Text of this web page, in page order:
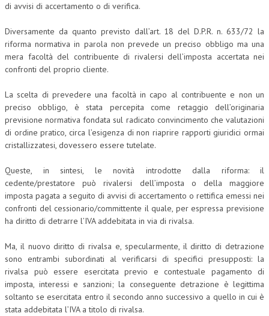
di avvisi di accertamento o di verifica.
Diversamente da quanto previsto dall’art. 18 del D.P.R. n. 633/72 la
riforma normativa in parola non prevede un preciso obbligo ma una
mera facoltà del contribuente di rivalersi dell’imposta accertata nei
confronti del proprio cliente.
La scelta di prevedere una facoltà in capo al contribuente e non un
preciso obbligo, è stata percepita come retaggio dell’originaria
previsione normativa fondata sul radicato convincimento che valutazioni
di ordine pratico, circa l’esigenza di non riaprire rapporti giuridici ormai
cristallizzatesi, dovessero essere tutelate.
Queste, in sintesi, le novità introdotte dalla riforma: il
cedente/prestatore può rivalersi dell’imposta o della maggiore
imposta pagata a seguito di avvisi di accertamento o rettifica emessi nei
confronti del cessionario/committente il quale, per espressa previsione
ha diritto di detrarre l’IVA addebitata in via di rivalsa.
Ma, il nuovo diritto di rivalsa e, specularmente, il diritto di detrazione
sono entrambi subordinati al verificarsi di specifici presupposti: la
rivalsa può essere esercitata previo e contestuale pagamento di
imposta, interessi e sanzioni; la conseguente detrazione è legittima
soltanto se esercitata entro il secondo anno successivo a quello in cui è
stata addebitata l’IVA a titolo di rivalsa.